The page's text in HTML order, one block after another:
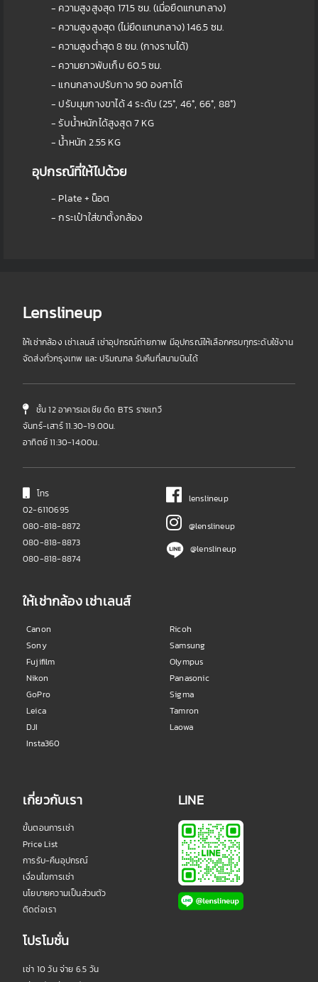
- ความสูงสูงสุด 171.5 ซม. (เมื่อยืดแกนกลาง)
- ความสูงสูงสุด (ไม่ยืดแกนกลาง) 146.5 ซม.
- ความสูงต่ำสุด 8 ซม. (กางราบได้)
- ความยาวพับเก็บ 60.5 ซม.
- แกนกลางปรับกาง 90 องศาได้
- ปรับมุมกางขาได้ 4 ระดับ (25°, 46°, 66°, 88°)
- รับน้ำหนักได้สูงสุด 7 KG
- น้ำหนัก 2.55 KG
อุปกรณ์ที่ให้ไปด้วย
- Plate + น็อต
- กระเป๋าใส่ขาตั้งกล้อง
Lenslineup
ให้เช่ากล้อง เช่าเลนส์ เช่าอุปกรณ์ถ่ายภาพ มีอุปกรณ์ให้เลือกครบทุกระดับใช้งาน
จัดส่งทั่วกรุงเทพ และ ปริมณฑล รับคืนที่สนามบินได้
ชั้น 12 อาคารเอเชีย ติด BTS ราชเทวี
จันทร์-เสาร์ 11.30-19.00น.
อาทิตย์ 11:30-14:00น.
โทร
02-6110695
080-818-8872
080-818-8873
080-818-8874
lenslineup
@lenslineup
@lenslineup
ให้เช่ากล้อง เช่าเลนส์
Canon
Sony
Fujifilm
Nikon
GoPro
Leica
DJI
Insta360
Ricoh
Samsung
Olympus
Panasonic
Sigma
Tamron
Laowa
เกี่ยวกับเรา
ขั้นตอนการเช่า
Price List
การรับ-คืนอุปกรณ์
เงื่อนไขการเช่า
นโยบายความเป็นส่วนตัว
ติดต่อเรา
โปรโมชั่น
เช่า 10 วัน จ่าย 6.5 วัน
LINE